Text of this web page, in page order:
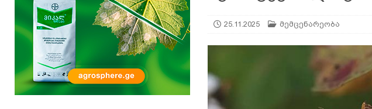
[ 08.08.2026 ] ზაანენური ჯიშის თხა შვეიცარიიდან
25.11.2025 მემცენარეობა